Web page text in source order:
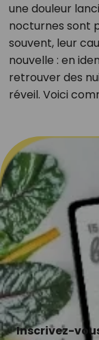
une douleur
nocturnes sont
souvent, leur
nouvelle : en
retrouver des
réveil. Voici
Inscrivez-